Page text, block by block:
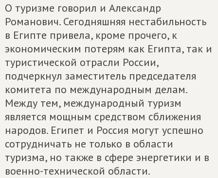
О туризме говорил и Александр
Романович. Сегодняшняя нестабильность
в Египте привела, кроме прочего, к
экономическим потерям как Египта, так и
туристической отрасли России,
подчеркнул заместитель председателя
комитета по международным делам.
Между тем, международный туризм
является мощным средством сближения
народов. Египет и Россия могут успешно
сотрудничать не только в области
туризма, но также в сфере энергетики и в
военно-технической области.